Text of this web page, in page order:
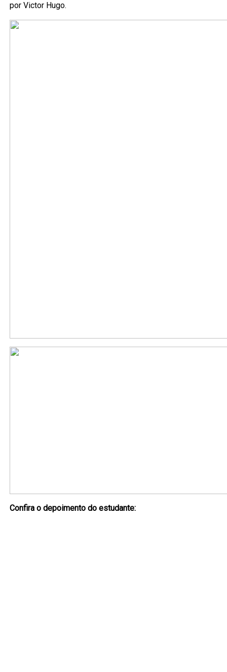
por Victor Hugo.
Confira o depoimento do estudante: